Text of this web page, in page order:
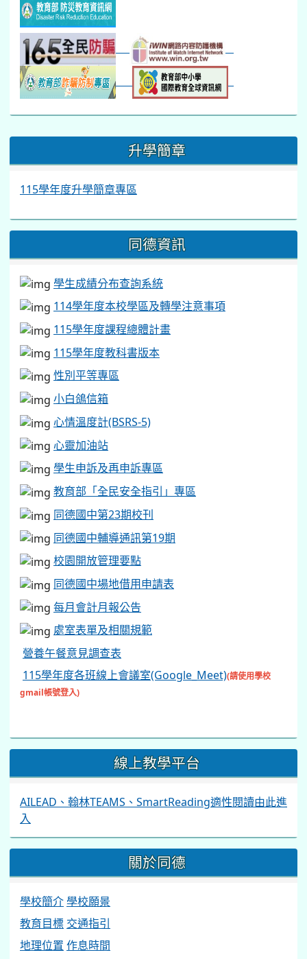
::: 升學簡章
115學年度升學簡章專區
同德資訊
學生成績分布查詢系統
114學年度本校學區及轉學注意事項
115學年度課程總體計畫
115學年度教科書版本
性別平等專區
小白鴿信箱
心情溫度計(BSRS-5)
心靈加油站
學生申訴及再申訴專區
教育部「全民安全指引」專區
同德國中第23期校刊
同德國中輔導通訊第19期
校園開放管理要點
同德國中場地借用申請表
每月會計月報公告
處室表單及相關規範
營養午餐意見調查表
115學年度各班線上會議室(Google_Meet)(請使用學校
gmail帳號登入)
線上教學平台
AILEAD、翰林TEAMS、SmartReading適性閱讀由此進
入
關於同德
學校簡介學校願景
教育目標 交通指引
地理位置 作息時間